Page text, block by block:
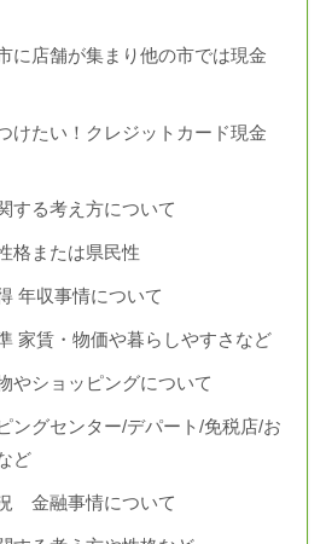
に店舗が集まり他の市では現金
けたい！クレジットカード現金
する考え方について
格または県民性
年収事情について
家賃・物価や暮らしやすさなど
やショッピングについて
ングセンター/デパート/免税店/お
ど
金融事情について